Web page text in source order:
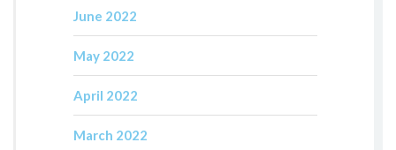
June 2022
May 2022
April 2022
March 2022